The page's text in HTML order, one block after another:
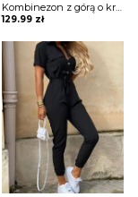
Kombinezon z górą o kroju nietoperza i wiązaniem w pasie
129.99 zł